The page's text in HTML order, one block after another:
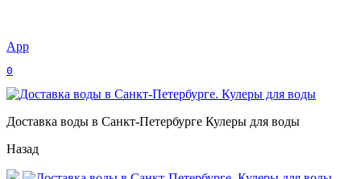
App
0
Доставка воды в Санкт-Петербурге Кулеры для воды
Назад